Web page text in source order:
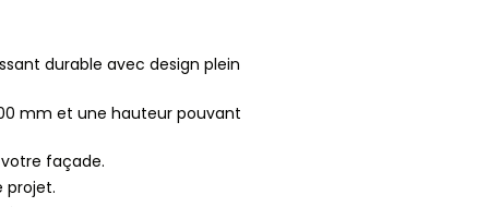
durable avec design plein
mm et une hauteur pouvant
façade.
projet.